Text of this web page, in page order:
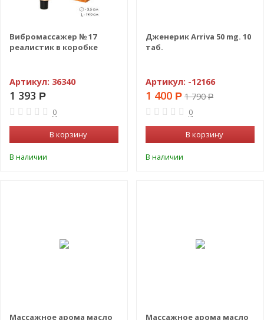
Вибромассажер № 17
реалистик в коробке
Артикул: 36340
1 393 Р
0
В корзину
В наличии
Дженерик Arriva 50 mg. 10
таб.
Артикул: -12166
1 400 Р 1 790Р
0
В корзину
В наличии
Массажное арома масло Массажное арома масло